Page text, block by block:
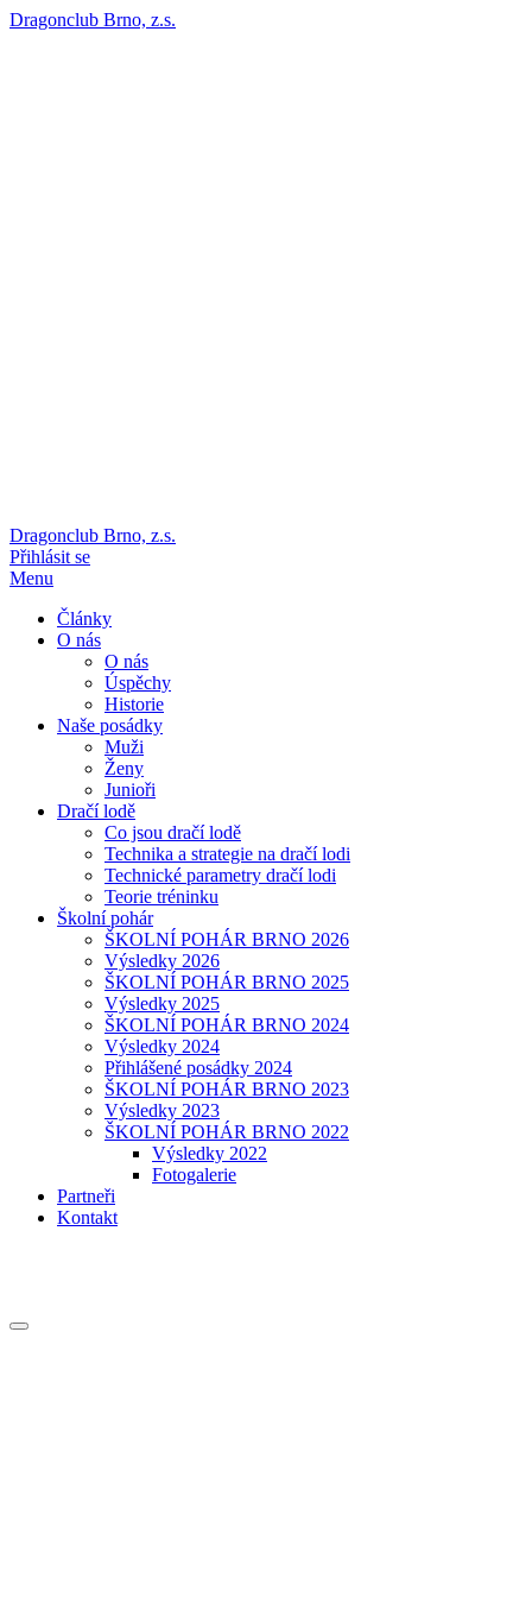
Dragonclub Brno, z.s.
Dragonclub Brno, z.s.
Přihlásit se
Menu
Články
O nás
O nás
Úspěchy
Historie
Naše posádky
Muži
Ženy
Junioři
Dračí lodě
Co jsou dračí lodě
Technika a strategie na dračí lodi
Technické parametry dračí lodi
Teorie tréninku
Školní pohár
ŠKOLNÍ POHÁR BRNO 2026
Výsledky 2026
ŠKOLNÍ POHÁR BRNO 2025
Výsledky 2025
ŠKOLNÍ POHÁR BRNO 2024
Výsledky 2024
Přihlášené posádky 2024
ŠKOLNÍ POHÁR BRNO 2023
Výsledky 2023
ŠKOLNÍ POHÁR BRNO 2022
Výsledky 2022
Fotogalerie
Partneři
Kontakt